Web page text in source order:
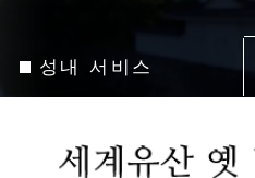
성내 서비스